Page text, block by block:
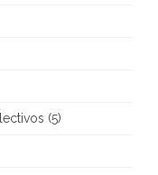
(5)